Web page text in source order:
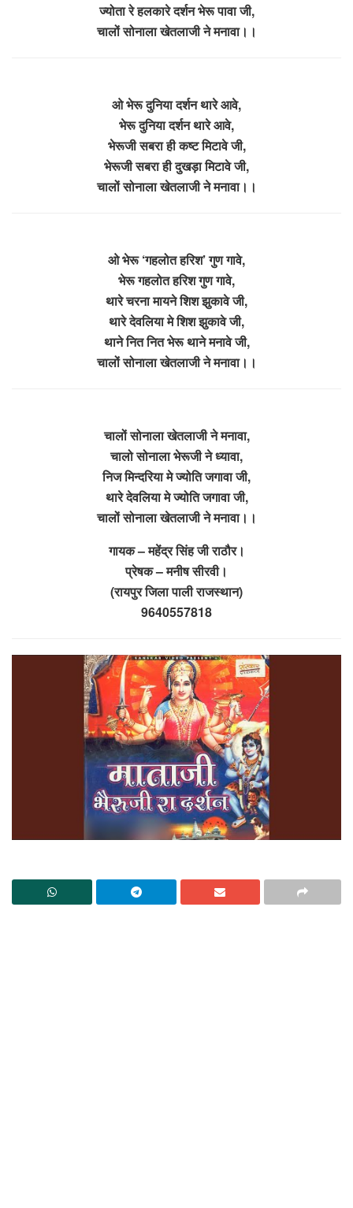
ज्योता रे हलकारे दर्शन भेरू पावा जी,
चालों सोनाला खेतलाजी ने मनावा।।
ओ भेरू दुनिया दर्शन थारे आवे,
भेरू दुनिया दर्शन थारे आवे,
भेरूजी सबरा ही कष्ट मिटावे जी,
भेरूजी सबरा ही दुखड़ा मिटावे जी,
चालों सोनाला खेतलाजी ने मनावा।।
ओ भेरू ‘गहलोत हरिश’ गुण गावे,
भेरू गहलोत हरिश गुण गावे,
थारे चरना मायने शिश झुकावे जी,
थारे देवलिया मे शिश झुकावे जी,
थाने नित नित भेरू थाने मनावे जी,
चालों सोनाला खेतलाजी ने मनावा।।
चालों सोनाला खेतलाजी ने मनावा,
चालो सोनाला भेरूजी ने ध्यावा,
निज मिन्दरिया मे ज्योति जगावा जी,
थारे देवलिया मे ज्योति जगावा जी,
चालों सोनाला खेतलाजी ने मनावा।।
गायक – महेंद्र सिंह जी राठौर।
प्रेषक – मनीष सीरवी।
(रायपुर जिला पाली राजस्थान)
9640557818